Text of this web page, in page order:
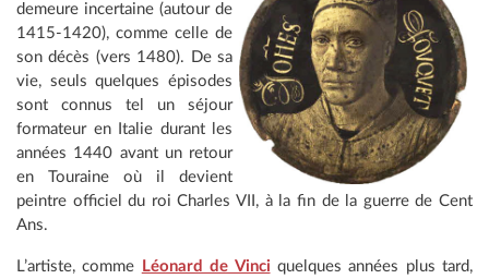
demeure incertaine (autour de
1415-1420), comme celle de
son décès (vers 1480). De sa
vie, seuls quelques épisodes
sont connus tel un séjour
formateur en Italie durant les
années 1440 avant un retour
en Touraine où il devient
peintre officiel du roi Charles VII, à la fin de la guerre de Cent
Ans.
L’artiste, comme Léonard de Vinci quelques années plus tard,